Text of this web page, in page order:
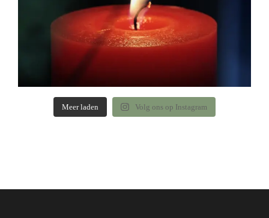
Meer laden Volg ons op Instagram